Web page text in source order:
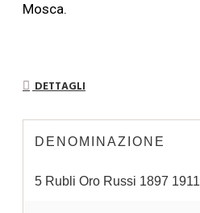
Mosca.
DETTAGLI
DENOMINAZIONE
5 Rubli Oro Russi 1897 1911